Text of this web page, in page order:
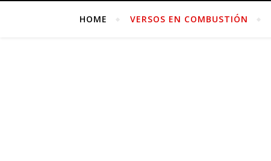
HOME VERSOS EN COMBUSTIÓN